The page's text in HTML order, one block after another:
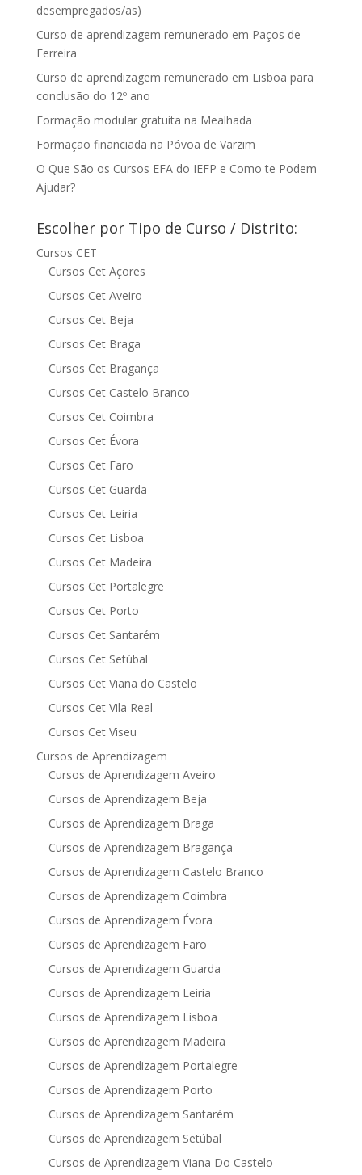
desempregados/as)
Curso de aprendizagem remunerado em Paços de
Ferreira
Curso de aprendizagem remunerado em Lisboa para
conclusão do 12º ano
Formação modular gratuita na Mealhada
Formação financiada na Póvoa de Varzim
O Que São os Cursos EFA do IEFP e Como te Podem
Ajudar?
Escolher por Tipo de Curso / Distrito:
Cursos CET
Cursos Cet Açores
Cursos Cet Aveiro
Cursos Cet Beja
Cursos Cet Braga
Cursos Cet Bragança
Cursos Cet Castelo Branco
Cursos Cet Coimbra
Cursos Cet Évora
Cursos Cet Faro
Cursos Cet Guarda
Cursos Cet Leiria
Cursos Cet Lisboa
Cursos Cet Madeira
Cursos Cet Portalegre
Cursos Cet Porto
Cursos Cet Santarém
Cursos Cet Setúbal
Cursos Cet Viana do Castelo
Cursos Cet Vila Real
Cursos Cet Viseu
Cursos de Aprendizagem
Cursos de Aprendizagem Aveiro
Cursos de Aprendizagem Beja
Cursos de Aprendizagem Braga
Cursos de Aprendizagem Bragança
Cursos de Aprendizagem Castelo Branco
Cursos de Aprendizagem Coimbra
Cursos de Aprendizagem Évora
Cursos de Aprendizagem Faro
Cursos de Aprendizagem Guarda
Cursos de Aprendizagem Leiria
Cursos de Aprendizagem Lisboa
Cursos de Aprendizagem Madeira
Cursos de Aprendizagem Portalegre
Cursos de Aprendizagem Porto
Cursos de Aprendizagem Santarém
Cursos de Aprendizagem Setúbal
Cursos de Aprendizagem Viana Do Castelo